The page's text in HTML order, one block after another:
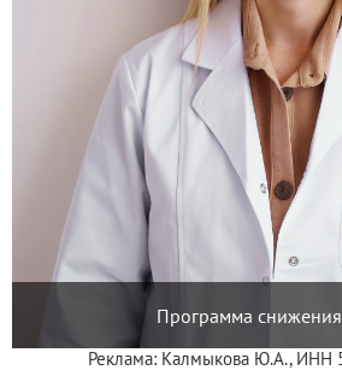
Программа снижения
Реклама: Калмыкова Ю.А., ИНН